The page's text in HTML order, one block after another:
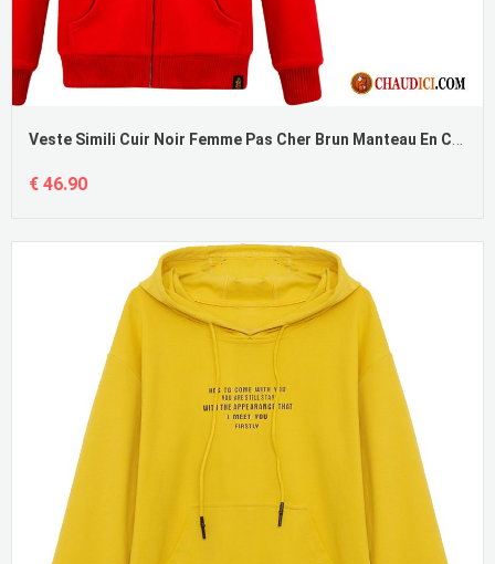
Veste Simili Cuir Noir Femme Pas Cher Brun Manteau En Coton Pure Épaissir Cardigan Fantaisie
€ 46.90